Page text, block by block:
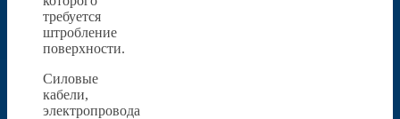
требуется
штробление
поверхности.
Силовые
кабели,
электропровода